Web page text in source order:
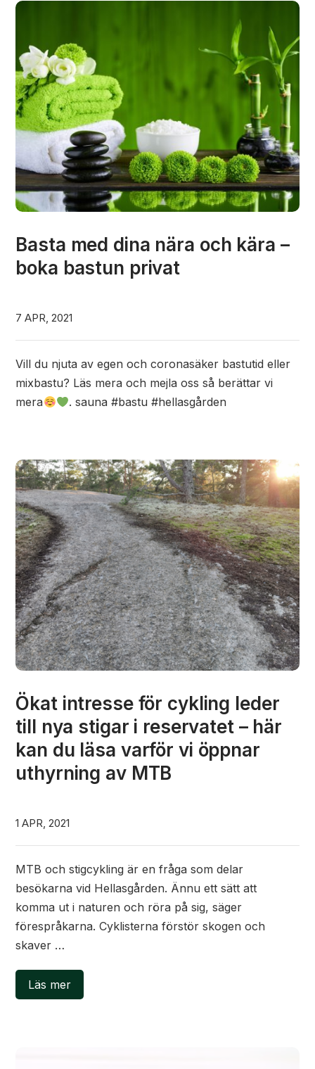
Basta med dina nära och kära –
boka bastun privat
7 APR, 2021
Vill du njuta av egen och coronasäker bastutid eller
mixbastu? Läs mera och mejla oss så berättar vi
mera
. sauna #bastu #hellasgården
Ökat intresse för cykling leder
till nya stigar i reservatet – här
kan du läsa varför vi öppnar
uthyrning av MTB
1 APR, 2021
MTB och stigcykling är en fråga som delar
besökarna vid Hellasgården. Ännu ett sätt att
komma ut i naturen och röra på sig, säger
förespråkarna. Cyklisterna förstör skogen och
skaver …
Läs mer